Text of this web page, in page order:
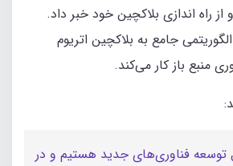
راه اندازی بلاکچین خود خبر داد.
جامع به بلاکچین اتریوم
منبع باز کار می‌کند.
توسعه فناوری‌های جدید هستیم و در